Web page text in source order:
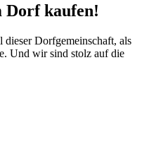
Dorf kaufen!
dieser Dorfgemeinschaft, als
Und wir sind stolz auf die